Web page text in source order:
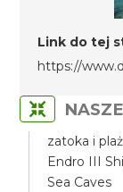
Link do tej
https://
zatoka i
Endro III
Sea Caves